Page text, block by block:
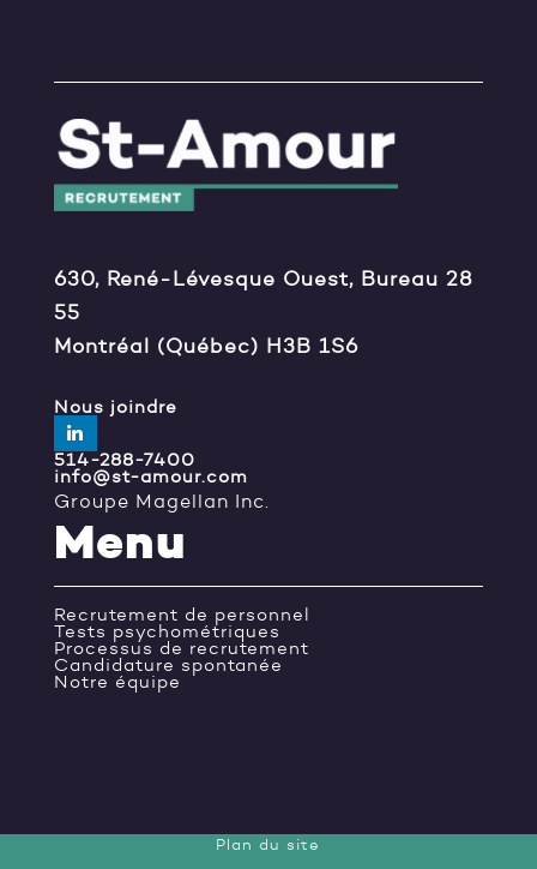
630, René-Lévesque Ouest, Bureau 28
55
Montréal (Québec) H3B 1S6
Nous joindre
514-288-7400
info@st-amour.com
Groupe Magellan Inc.
Menu
Recrutement de personnel
Tests psychométriques
Processus de recrutement
Candidature spontanée
Notre équipe
Plan du site